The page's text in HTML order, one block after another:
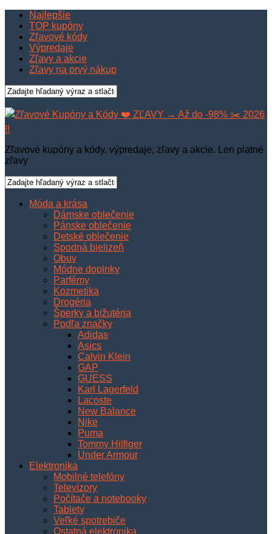
Najlepšie
TOP kupóny
Zľavové kódy
Výpredaje
Zľavy a akcie
Zľavy na prvý nákup
Zľavové kupóny a kódy, výpredaje, zľavy a akcie. Len platné
zľavy
Móda a krása
Dámske oblečenie
Pánske oblečenie
Detské oblečenie
Spodná bielizeň
Obuv
Módne doplnky
Parfémy
Kozmetika
Drogéria
Šperky a bižutéria
Podľa značky
Adidas
Asics
Calvin Klein
GAP
GUESS
Karl Lagerfeld
Lacoste
New Balance
Nike
Puma
Tommy Hilfiger
Under Armour
Elektronika
Mobilné telefóny
Televízory
Počítače a notebooky
Tablety
Veľké spotrebiče
Ostatná elektronika